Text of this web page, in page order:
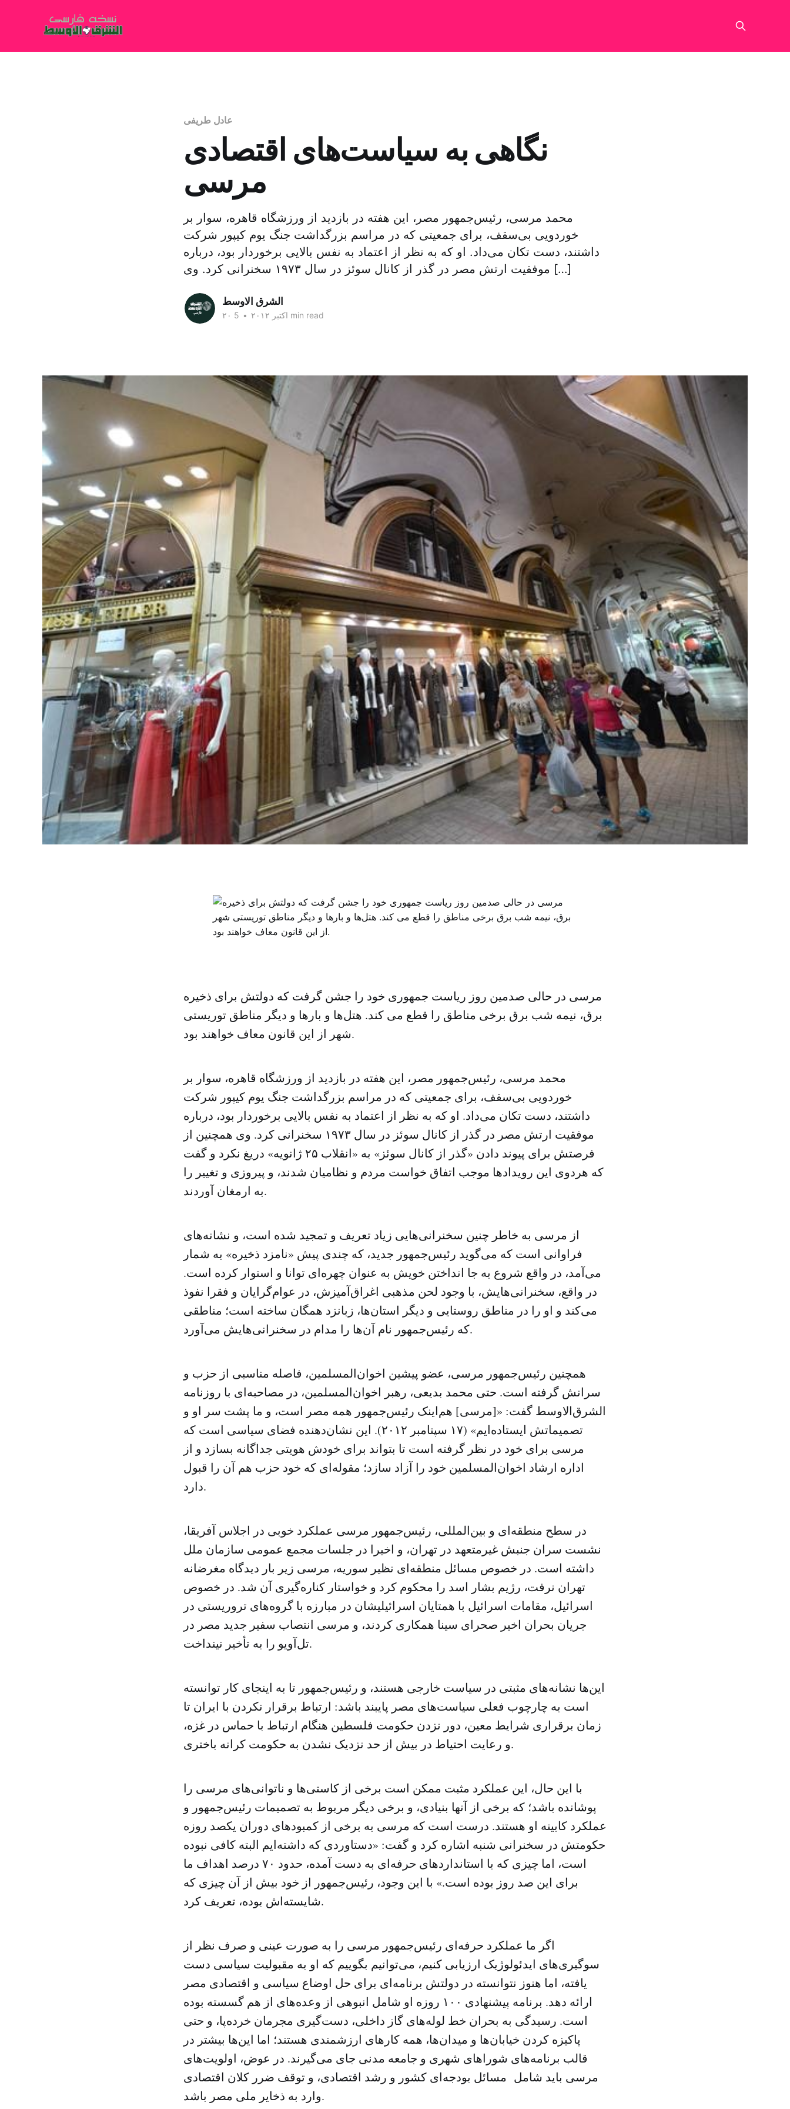
عادل طریفی
نگاهی به سیاست‌های اقتصادی
مرسی
محمد مرسی، رئیس‌جمهور مصر، این هفته در بازدید از ورزشگاه قاهره، سوار بر
خوردویی بی‌سقف، برای جمعیتی که در مراسم بزرگداشت جنگ یوم کیپور شرکت
داشتند، دست تکان می‌داد. او که به نظر از اعتماد به نفس بالایی برخوردار بود، درباره
موفقیت ارتش مصر در گذر از کانال سوئز در سال ۱۹۷۳ سخنرانی کرد. وی […]
الشرق الاوسط
۲۰ اکتبر ۲۰۱۲ • 5 min read
مرسی در حالی صدمین روز ریاست جمهوری خود را جشن گرفت که دولتش برای ذخیره
برق، نیمه شب برق برخی مناطق را قطع می کند. هتل‌ها و بارها و دیگر مناطق توریستی
شهر از این قانون معاف خواهند بود.
محمد مرسی، رئیس‌جمهور مصر، این هفته در بازدید از ورزشگاه قاهره، سوار بر
خوردویی بی‌سقف، برای جمعیتی که در مراسم بزرگداشت جنگ یوم کیپور شرکت
داشتند، دست تکان می‌داد. او که به نظر از اعتماد به نفس بالایی برخوردار بود، درباره
موفقیت ارتش مصر در گذر از کانال سوئز در سال ۱۹۷۳ سخنرانی کرد. وی همچنین از
فرصتش برای پیوند دادن «گذر از کانال سوئز» به «انقلاب ۲۵ ژانویه» دریغ نکرد و گفت
که هردوی این رویدادها موجب اتفاق خواست مردم و نظامیان شدند، و پیروزی و تغییر را
به ارمغان آوردند.
از مرسی به خاطر چنین سخنرانی‌هایی زیاد تعریف و تمجید شده است، و نشانه‌های
فراوانی است که می‌گوید رئیس‌جمهور جدید، که چندی پیش «نامزد ذخیره» به شمار
می‌آمد، در واقع شروع به جا انداختن خویش به عنوان چهره‌ای توانا و استوار کرده است.
در واقع، سخنرانی‌هایش، با وجود لحن مذهبی اغراق‌آمیزش، در عوام‌گرایان و فقرا نفوذ
می‌کند و او را در مناطق روستایی و دیگر استان‌ها، زبانزد همگان ساخته است؛ مناطقی
که رئیس‌جمهور نام آن‌ها را مدام در سخنرانی‌هایش می‌آورد.
همچنین رئیس‌جمهور مرسی، عضو پیشین اخوان‌المسلمین، فاصله مناسبی از حزب و
سرانش گرفته است. حتی محمد بدیعی، رهبر اخوان‌المسلمین، در مصاحبه‌ای با روزنامه
الشرق‌الاوسط گفت: «[مرسی] هم‌اینک رئیس‌جمهور همه مصر است، و ما پشت سر او و
تصمیماتش ایستاده‌ایم» (۱۷ سپتامبر ۲۰۱۲). این نشان‌دهنده فضای سیاسی است که
مرسی برای خود در نظر گرفته است تا بتواند برای خودش هویتی جداگانه بسازد و از
اداره ارشاد اخوان‌المسلمین خود را آزاد سازد؛ مقوله‌ای که خود حزب هم آن را قبول
دارد.
در سطح منطقه‌ای و بین‌المللی، رئیس‌جمهور مرسی عملکرد خوبی در اجلاس آفریقا،
نشست سران جنبش غیرمتعهد در تهران، و اخیرا در جلسات مجمع عمومی سازمان ملل
داشته است. در خصوص مسائل منطقه‌ای نظیر سوریه، مرسی زیر بار دیدگاه مغرضانه
تهران نرفت، رژیم بشار اسد را محکوم کرد و خواستار کناره‌گیری آن شد. در خصوص
اسرائیل، مقامات اسرائیل با همتایان اسرائیلیشان در مبارزه با گروه‌های تروریستی در
جریان بحران اخیر صحرای سینا همکاری کردند، و مرسی انتصاب سفیر جدید مصر در
تل‌آویو را به تأخیر نینداخت.
این‌ها نشانه‌های مثبتی در سیاست خارجی هستند، و رئیس‌جمهور تا به اینجای کار توانسته
است به چارچوب فعلی سیاست‌های مصر پایبند باشد: ارتباط برقرار نکردن با ایران تا
زمان برقراری شرایط معین، دور نزدن حکومت فلسطین هنگام ارتباط با حماس در غزه،
و رعایت احتیاط در بیش از حد نزدیک نشدن به حکومت کرانه باختری.
با این حال، این عملکرد مثبت ممکن است برخی از کاستی‌ها و ناتوانی‌های مرسی را
پوشانده باشد؛ که برخی از آنها بنیادی، و برخی دیگر مربوط به تصمیمات رئیس‌جمهور و
عملکرد کابینه او هستند. درست است که مرسی به برخی از کمبودهای دوران یکصد روزه
حکومتش در سخنرانی شنبه اشاره کرد و گفت: «دستاوردی که داشته‌ایم البته کافی نبوده
است، اما چیزی که با استانداردهای حرفه‌ای به دست آمده، حدود ۷۰ درصد اهداف ما
برای این صد روز بوده است.» با این وجود، رئیس‌جمهور از خود بیش از آن چیزی که
شایسته‌اش بوده، تعریف کرد.
اگر ما عملکرد حرفه‌ای رئیس‌جمهور مرسی را به صورت عینی و صرف نظر از
سوگیری‌های ایدئولوژیک ارزیابی کنیم، می‌توانیم بگوییم که او به مقبولیت سیاسی دست
یافته، اما هنوز نتوانسته در دولتش برنامه‌ای برای حل اوضاع سیاسی و اقتصادی مصر
ارائه دهد. برنامه پیشنهادی ۱۰۰ روزه او شامل انبوهی از وعده‌های از هم گسسته بوده
است. رسیدگی به بحران خط لوله‌های گاز داخلی، دست‌گیری مجرمان خرده‌پا، و حتی
پاکیزه کردن خیابان‌ها و میدان‌ها، همه کارهای ارزشمندی هستند؛ اما این‌ها بیشتر در
قالب برنامه‌های شوراهای شهری و جامعه مدنی جای می‌گیرند. در عوض، اولویت‌های
مرسی باید شامل مسائل بودجه‌ای کشور و رشد اقتصادی، و توقف ضرر کلان اقتصادی
وارد به ذخایر ملی مصر باشد.